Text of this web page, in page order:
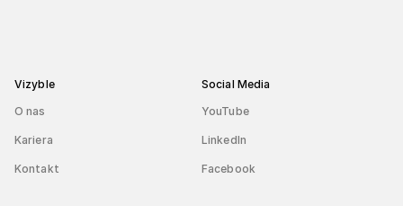
Vizyble
O nas
Kariera
Kontakt
Social Media
YouTube
LinkedIn
Facebook